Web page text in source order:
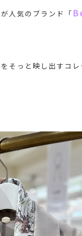
人気のブランド「
そっと映し出すコ